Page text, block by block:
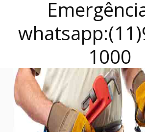
1000